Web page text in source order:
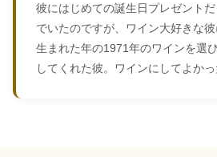
彼にはじめての誕生日プレゼント
でいたのですが、ワイン大好きな
生まれた年の1971年のワインを選
してくれた彼。ワインにしてよかっ